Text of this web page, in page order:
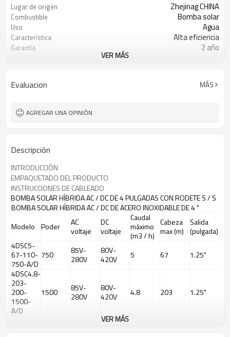
Lugar de origen Zhejinag CHINA
Combustible Bomba solar
Uso Agua
Característica Alta eficiencia
Garantía 2 año
Motor DC sin escobillas de imán
Acero inoxidable
Presión Baja presión
VER MÁS
Evaluacion MÁS
AGREGAR UNA OPINIÓN
Descripción
INTRODUCCIÓN
EMPAQUETADO DEL PRODUCTO
INSTRUCCIONES DE CABLEADO
BOMBA SOLAR HÍBRIDA AC / DC DE 4 PULGADAS CON RODETE S / S
BOMBA SOLAR HÍBRIDA AC / DC DE ACERO INOXIDABLE DE 4 "
Modelo
Poder
AC
voltaje
DC
voltaje
Caudal
máximo
(m3 / h)
Cabeza
max (m)
Salida
(pulgada)
4DSC5-
67-110-
750-A/D
750
85V-
280V
80V-
420V
5 67
1.25"
4DSC4.8-
203-
200-
1500-
A/D
1500
85V-
280V
80V-
420V
4.8 203 1.25"
VER MÁS